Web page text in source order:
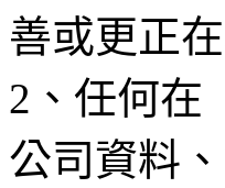
善或更正
2、任何在
公司資料